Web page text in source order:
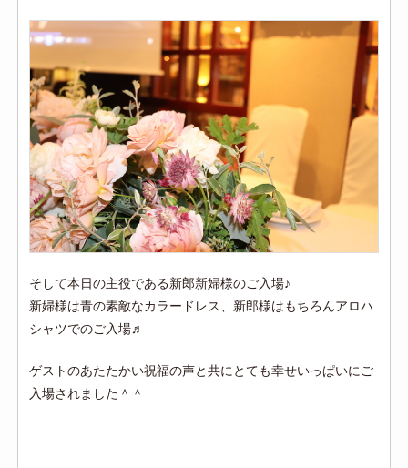
そして本日の主役である新郎新婦様のご入場♪
新婦様は青の素敵なカラードレス、新郎様はもちろんアロハ
シャツでのご入場♬
ゲストのあたたかい祝福の声と共にとても幸せいっぱいにご
入場されました＾＾